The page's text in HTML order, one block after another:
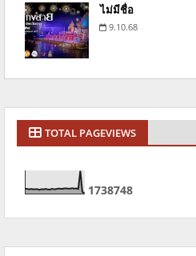
ไม่มีชื่อ
9.10.68
TOTAL PAGEVIEWS
1738748